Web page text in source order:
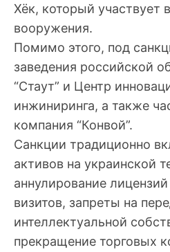
Хёк, который участвует
вооружения.
Помимо этого, под
заведения российской
“Стаут” и Центр
инжиниринга, а также
компания “Конвой”.
Санкции традиционно
активов на украинской
аннулирование
визитов, запреты на
интеллектуальной
прекращение торговых